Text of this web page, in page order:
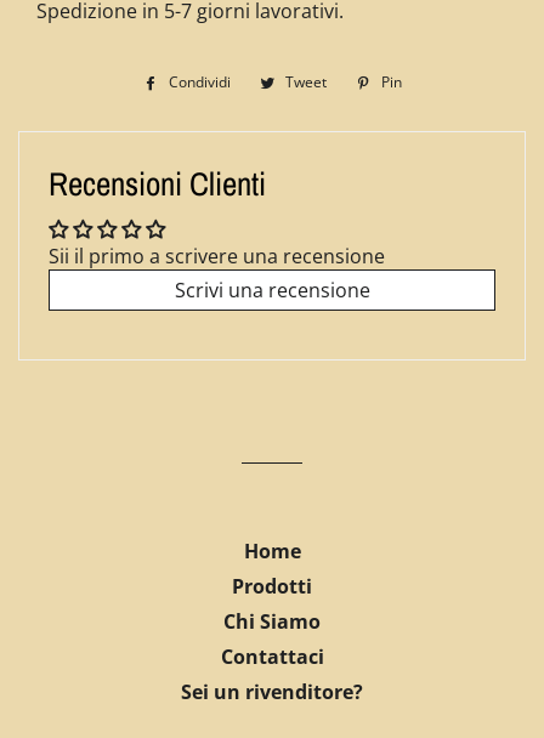
Spedizione in 5-7 giorni lavorativi.
Condividi
Condividi
Facebook
Tweet
Twitta
Twitter
Pin
Pinterest
Recensioni Clienti
Sii il primo a scrivere una recensione
Scrivi una recensione
Home
Prodotti
Chi Siamo
Contattaci
Sei un rivenditore?